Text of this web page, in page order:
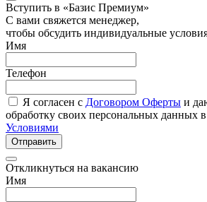
Вступить в «Базис Премиум»
С вами свяжется менеджер,
чтобы обсудить индивидуальные
Имя
Телефон
Я согласен с Договором Оферты и
обработку своих персональных данных в
Условиями
Отправить
Откликнуться на вакансию
Имя